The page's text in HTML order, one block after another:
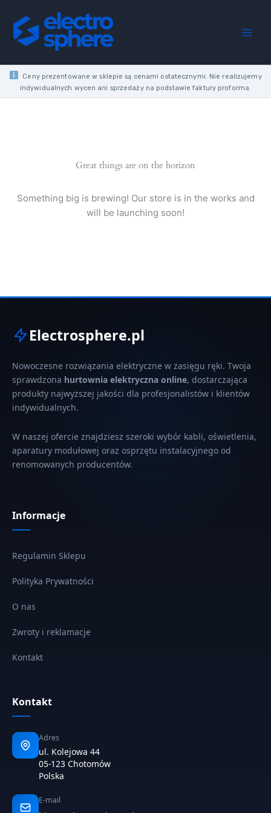
content
Ceny prezentowane w sklepie są cenami ostatecznymi. Nie realizujemy
indywidualnych wycen ani sprzedaży na podstawie faktury proforma.
Great things are on the horizon
Something big is brewing! Our store is in the works and
will be launching soon!
Electrosphere.pl
Nowoczesne rozwiązania elektryczne w zasięgu ręki. Twoja
sprawdzona hurtownia elektryczna online, dostarczająca
produkty najwyższej jakości dla profesjonalistów i klientów
indywidualnych.
W naszej ofercie znajdziesz szeroki wybór kabli, oświetlenia,
aparatury modułowej oraz osprzętu instalacyjnego od
renomowanych producentów.
Informacje
Regulamin Sklepu
Polityka Prywatności
O nas
Zwroty i reklamacje
Kontakt
Kontakt
Adres
ul. Kolejowa 44
05-123 Chotomów
Polska
E-mail
quantity